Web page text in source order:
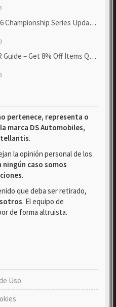
Series Update! Get Cheap & ...
– Get 8% Off Items Quickly to Test ...
pertenece, representa o
marca DS Automobiles,
.
la opinión personal de los
ningún caso somos
.
que deba ser retirado,
. El equipo de
de forma altruista.
Uso